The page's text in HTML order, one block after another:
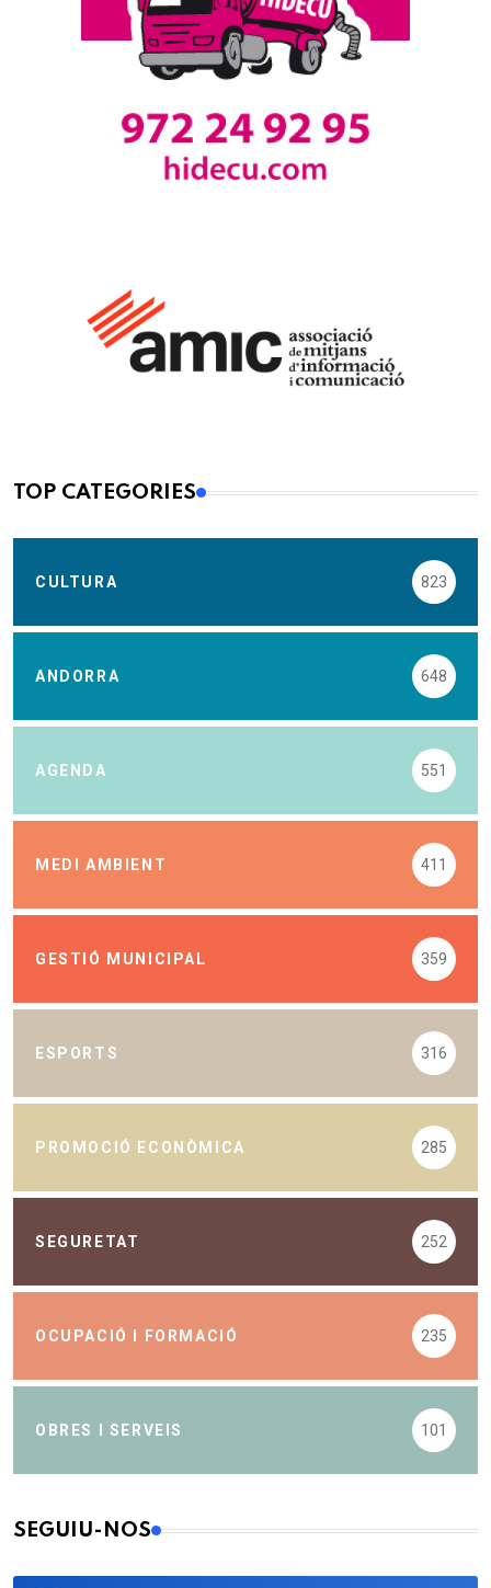
TOP CATEGORIES
CULTURA 823
ANDORRA 648
AGENDA 551
MEDI AMBIENT 411
GESTIÓ MUNICIPAL 359
ESPORTS 316
PROMOCIÓ ECONÒMICA 285
SEGURETAT 252
OCUPACIÓ I FORMACIÓ 235
OBRES I SERVEIS 101
SEGUIU-NOS